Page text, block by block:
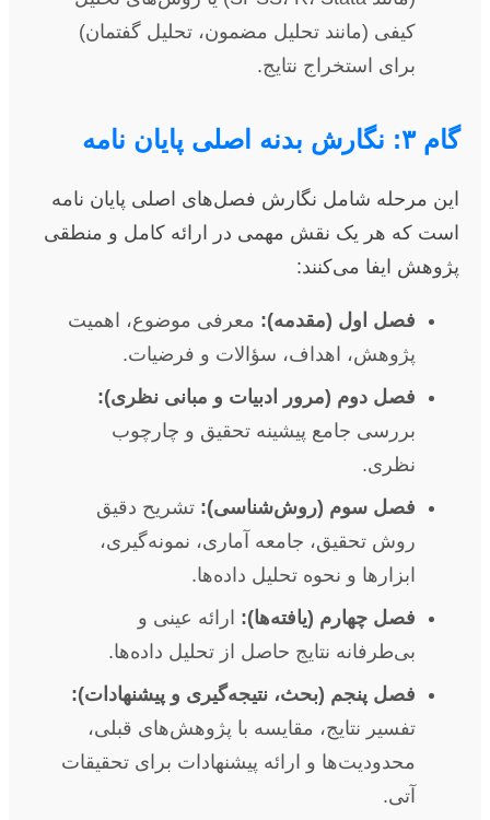
کیفی (مانند تحلیل مضمون، تحلیل گفتمان)
برای استخراج نتایج.
گام ۳: نگارش بدنه اصلی پایان نامه
این مرحله شامل نگارش فصل‌های اصلی پایان نامه
است که هر یک نقش مهمی در ارائه کامل و منطقی
پژوهش ایفا می‌کنند:
فصل اول (مقدمه): معرفی موضوع، اهمیت
پژوهش، اهداف، سؤالات و فرضیات.
فصل دوم (مرور ادبیات و مبانی نظری):
بررسی جامع پیشینه تحقیق و چارچوب
نظری.
فصل سوم (روش‌شناسی): تشریح دقیق
روش تحقیق، جامعه آماری، نمونه‌گیری،
ابزارها و نحوه تحلیل داده‌ها.
فصل چهارم (یافته‌ها): ارائه عینی و
بی‌طرفانه نتایج حاصل از تحلیل داده‌ها.
فصل پنجم (بحث، نتیجه‌گیری و پیشنهادات):
تفسیر نتایج، مقایسه با پژوهش‌های قبلی،
محدودیت‌ها و ارائه پیشنهادات برای تحقیقات
آتی.